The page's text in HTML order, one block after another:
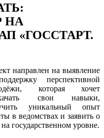
НА
«ГОССТАРТ.
направлен на выявление
перспективной
которая хочет
свои навыки,
уникальный опыт
в ведомствах и заявить о
на государственном уровне.